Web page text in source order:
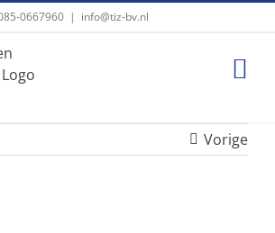
0667960 | info@tiz-bv.nl
Vorige